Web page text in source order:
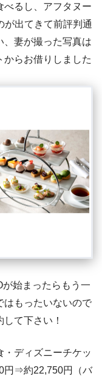
べるし、アフタヌー
が出てきて前評判通
、妻が撮った写真は
らお借りしました
が始まったらもう一
はもったいないので
て下さい！
ディズニーチケッ
円⇒約22,750円（バ